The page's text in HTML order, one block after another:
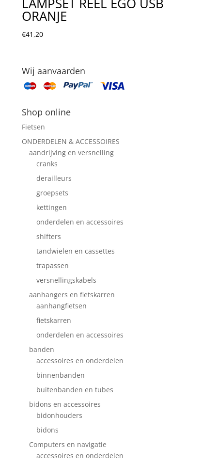
ORANJE
€41,20
Wij aanvaarden
Shop online
Fietsen
ONDERDELEN & ACCESSOIRES
aandrijving en versnelling
cranks
derailleurs
groepsets
kettingen
onderdelen en accessoires
shifters
tandwielen en cassettes
trapassen
versnellingskabels
aanhangers en fietskarren
aanhangfietsen
fietskarren
onderdelen en accessoires
banden
accessoires en onderdelen
binnenbanden
buitenbanden en tubes
bidons en accessoires
bidonhouders
bidons
Computers en navigatie
accessoires en onderdelen